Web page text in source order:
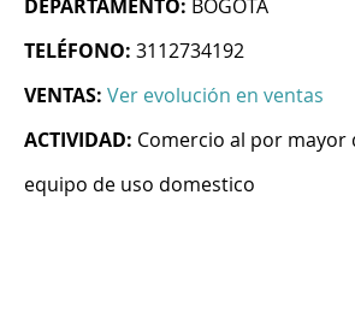
DEPARTAMENTO: BOGOTA
TELÉFONO: 3112734192
VENTAS: Ver evolución en ventas
ACTIVIDAD: Comercio al por mayor
equipo de uso domestico